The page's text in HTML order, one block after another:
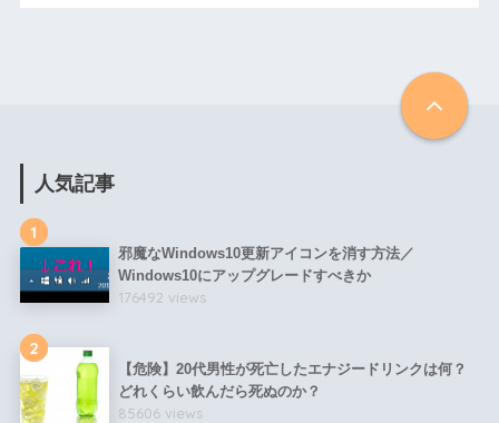
人気記事
1
邪魔なWindows10更新アイコンを消す方法／
Windows10にアップグレードすべきか
176492 views
2
【危険】20代男性が死亡したエナジードリンクは何？
どれくらい飲んだら死ぬのか？
85606 views